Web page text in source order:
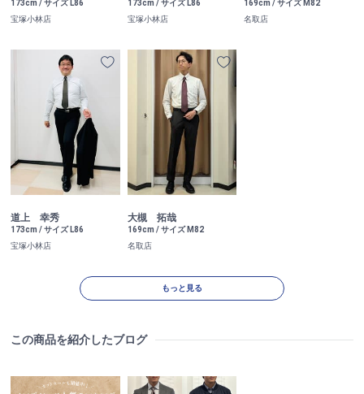
173cm / サイズ L86
宝塚小林店
173cm / サイズ L86
宝塚小林店
169cm / サイズ M82
名取店
道上 幸秀
173cm / サイズ L86
宝塚小林店
大槻 拓哉
169cm / サイズ M82
名取店
もっと見る
この商品を紹介したブログ